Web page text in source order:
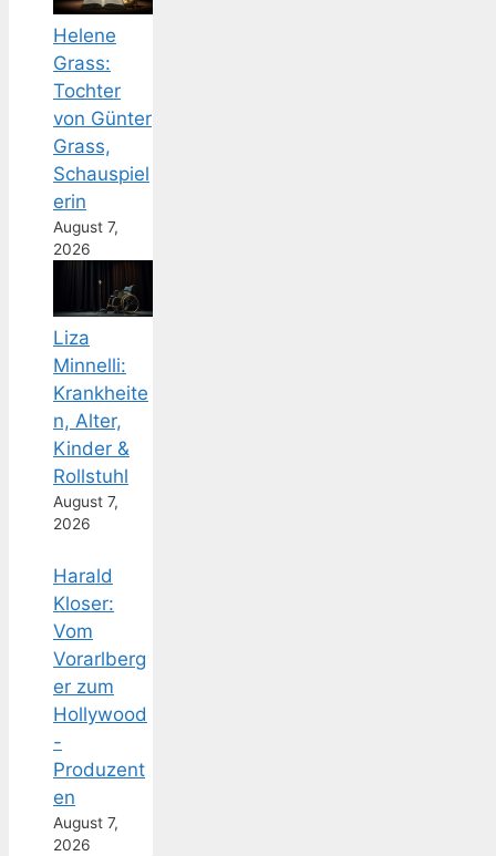
Helene
Grass:
Tochter
von Günter
Grass,
Schauspiel
erin
August 7,
2026
Liza
Minnelli:
Krankheite
n, Alter,
Kinder &
Rollstuhl
August 7,
2026
Harald
Kloser:
Vom
Vorarlberg
er zum
Hollywood
-
Produzent
en
August 7,
2026